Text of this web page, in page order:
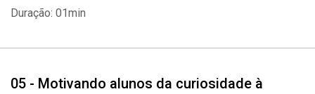
Duração: 01min
05 - Motivando alunos da curiosidade à